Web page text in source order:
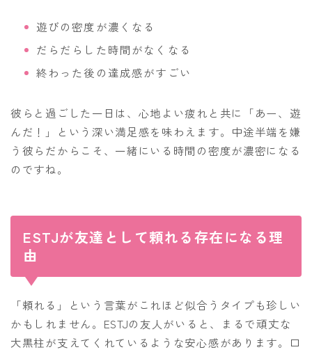
遊びの密度が濃くなる
だらだらした時間がなくなる
終わった後の達成感がすごい
彼らと過ごした一日は、心地よい疲れと共に「あー、遊
んだ！」という深い満足感を味わえます。中途半端を嫌
う彼らだからこそ、一緒にいる時間の密度が濃密になる
のですね。
ESTJが友達として頼れる存在になる理
由
「頼れる」という言葉がこれほど似合うタイプも珍しい
かもしれません。ESTJの友人がいると、まるで頑丈な
大黒柱が支えてくれているような安心感があります。口